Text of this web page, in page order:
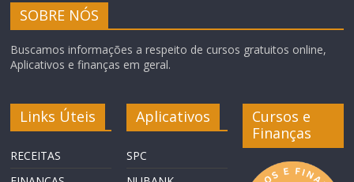
SOBRE NÓS
Buscamos informações a respeito de cursos gratuitos online,
Aplicativos e finanças em geral.
Links Úteis
RECEITAS
Aplicativos
SPC
Cursos e
Finanças